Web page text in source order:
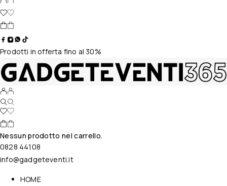
Prodotti in offerta fino al 30%
Nessun prodotto nel carrello.
0828 44108
info@gadgeteventi.it
HOME